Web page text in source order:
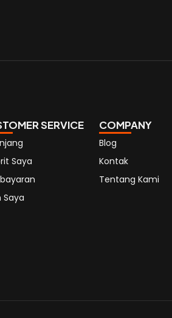
SERVICE
Saya
Saya
COMPANY
Blog
Kontak
Tentang Kami